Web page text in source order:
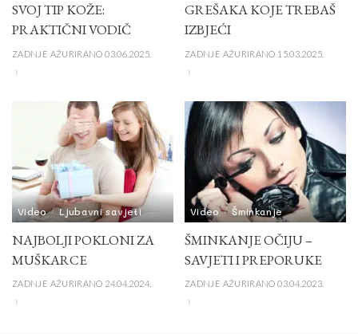
SVOJ TIP KOŽE:
PRAKTIČNI VODIČ
ZADNJE AŽURIRANO 03.06.2025.
GREŠAKA KOJE TREBAŠ
IZBJEĆI
ZADNJE AŽURIRANO 15.03.2025.
Video Ljubavni savjeti
NAJBOLJI POKLONI ZA
MUŠKARCE
ZADNJE AŽURIRANO 24.04.2024.
Video Šminkanje
ŠMINKANJE OČIJU –
SAVJETI I PREPORUKE
ZADNJE AŽURIRANO 03.04.2023.